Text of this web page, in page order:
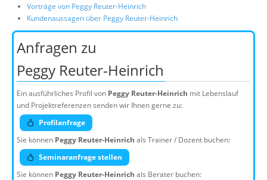
Vorträge von Peggy Reuter-Heinrich
Kundenaussagen über Peggy Reuter-Heinrich
Anfragen zu
Peggy Reuter-Heinrich
Ein ausführliches Profil von Peggy Reuter-Heinrich mit Lebenslauf
und Projektreferenzen senden wir Ihnen gerne zu:
Profilanfrage
Sie können Peggy Reuter-Heinrich als Trainer / Dozent buchen:
Seminaranfrage stellen
Sie können Peggy Reuter-Heinrich als Berater buchen: